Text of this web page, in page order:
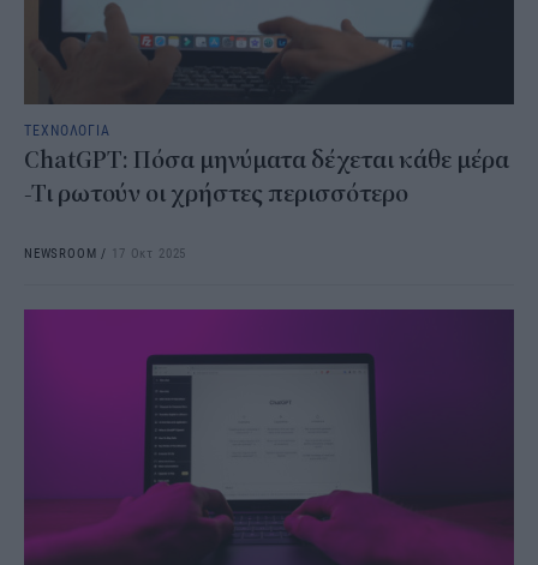
ΤΕΧΝΟΛΟΓΙΑ
ChatGPT: Πόσα μηνύματα δέχεται κάθε μέρα
-Τι ρωτούν οι χρήστες περισσότερο
NEWSROOM / 17 Οκτ 2025